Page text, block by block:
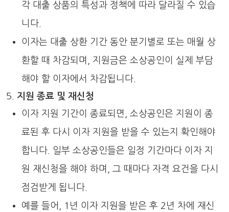
각 대출 상품의 특성과 정책에 따라 달라질 수 있습
니다.
이자는 대출 상환 기간 동안 분기별로 또는 매월 상
환할 때 차감되며, 지원금은 소상공인이 실제 부담
해야 할 이자에서 차감됩니다.
지원 종료 및 재신청
이자 지원 기간이 종료되면, 소상공인은 지원이 종
료된 후 다시 이자 지원을 받을 수 있는지 확인해야
합니다. 일부 소상공인들은 일정 기간마다 이자 지
원 재신청을 해야 하며, 그 때마다 자격 요건을 다시
점검받게 됩니다.
예를 들어, 1년 이자 지원을 받은 후 2년 차에 재신